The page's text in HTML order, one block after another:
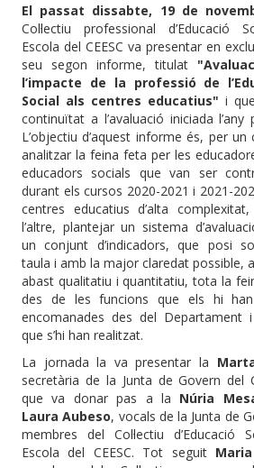
El passat dissabte, 19 de
Col·lectiu professional d’Educació
Escola del CEESC va presentar en
seu segon informe, titulat
l’impacte de la professió de
Social als centres educatius" i
continuïtat a l’avaluació iniciada l’any
L’objectiu d’aquest informe és, per un
analitzar la feina feta per les
educadors socials que van ser
durant els cursos 2020-2021 i 2021-
centres educatius d’alta
l’altre, plantejar un sistema
un conjunt d’indicadors, que posi
taula i amb la major claredat possible,
abast qualitatiu i quantitatiu, tota la
des de les funcions que els hi
encomanades des del Departament
que s’hi han realitzat.
La jornada la va presentar la
secretària de la Junta de Govern del
que va donar pas a la Núria
Laura Aubeso, vocals de la Junta de
membres del Col·lectiu d’Educació
Escola del CEESC. Tot seguit